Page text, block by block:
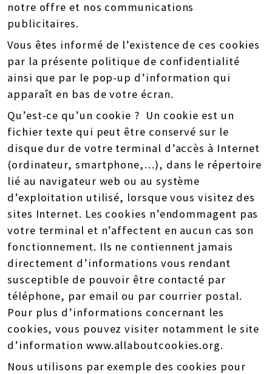
notre offre et nos communications
publicitaires.
Vous êtes informé de l’existence de ces cookies
par la présente politique de confidentialité
ainsi que par le pop-up d’information qui
apparaît en bas de votre écran.
Qu’est-ce qu’un cookie ? Un cookie est un
fichier texte qui peut être conservé sur le
disque dur de votre terminal d’accès à Internet
(ordinateur, smartphone,…), dans le répertoire
lié au navigateur web ou au système
d’exploitation utilisé, lorsque vous visitez des
sites Internet. Les cookies n’endommagent pas
votre terminal et n’affectent en aucun cas son
fonctionnement. Ils ne contiennent jamais
directement d’informations vous rendant
susceptible de pouvoir être contacté par
téléphone, par email ou par courrier postal.
Pour plus d’informations concernant les
cookies, vous pouvez visiter notamment le site
d’information www.allaboutcookies.org.
Nous utilisons par exemple des cookies pour